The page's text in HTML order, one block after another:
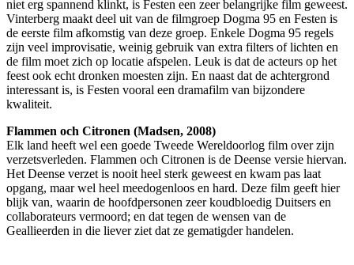
niet erg spannend klinkt, is Festen een zeer belangrijke film geweest.
Vinterberg maakt deel uit van de filmgroep Dogma 95 en Festen is
de eerste film afkomstig van deze groep. Enkele Dogma 95 regels
zijn veel improvisatie, weinig gebruik van extra filters of lichten en
de film moet zich op locatie afspelen. Leuk is dat de acteurs op het
feest ook echt dronken moesten zijn. En naast dat de achtergrond
interessant is, is Festen vooral een dramafilm van bijzondere
kwaliteit.
Flammen och Citronen (Madsen, 2008)
Elk land heeft wel een goede Tweede Wereldoorlog film over zijn
verzetsverleden. Flammen och Citronen is de Deense versie hiervan.
Het Deense verzet is nooit heel sterk geweest en kwam pas laat
opgang, maar wel heel meedogenloos en hard. Deze film geeft hier
blijk van, waarin de hoofdpersonen zeer koudbloedig Duitsers en
collaborateurs vermoord; en dat tegen de wensen van de
Geallieerden in die liever ziet dat ze gematigder handelen.